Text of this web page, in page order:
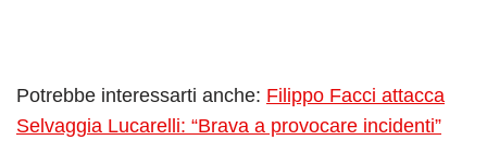
Potrebbe interessarti anche: Filippo Facci attacca
Selvaggia Lucarelli: “Brava a provocare incidenti”